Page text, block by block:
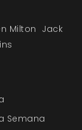
Milton Jack
Semana